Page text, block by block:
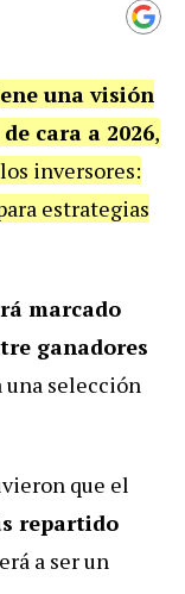
una visión
cara a 2026,
inversores:
estrategias
marcado
ganadores
una selección
que el
repartido
a ser un